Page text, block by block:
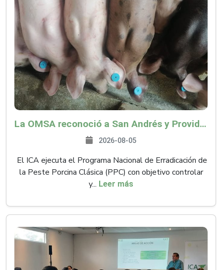
La OMSA reconoció a San Andrés y Providencia como zona libre de Peste Porcina Clásica (PPC)
2026-08-05
El ICA ejecuta el Programa Nacional de Erradicación de
la Peste Porcina Clásica (PPC) con objetivo controlar
y... Leer más